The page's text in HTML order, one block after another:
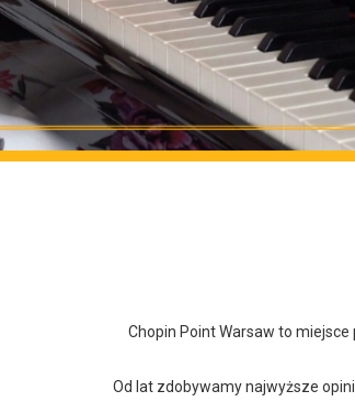
Chopin Point Warsaw to
Od lat zdobywamy najwyższe